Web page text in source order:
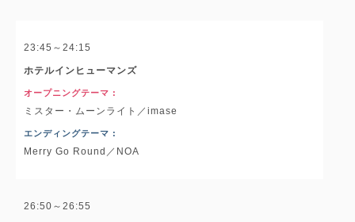
23:45～24:15
ホテルインヒューマンズ
オープニングテーマ :
ミスター・ムーンライト／imase
エンディングテーマ :
Merry Go Round／NOA
26:50～26:55